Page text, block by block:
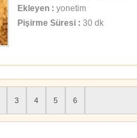
tarif.
Ekleyen : yonetim
Pişirme Süresi : 30 dk
3 4 5 6